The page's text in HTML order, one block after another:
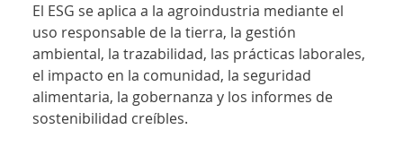
El ESG se aplica a la agroindustria mediante el
uso responsable de la tierra, la gestión
ambiental, la trazabilidad, las prácticas laborales,
el impacto en la comunidad, la seguridad
alimentaria, la gobernanza y los informes de
sostenibilidad creíbles.